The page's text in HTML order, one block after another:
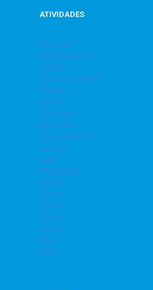
ATIVIDADES
Basquete
Bola Queimada
Corrida
Dança do Ventre
Futebol
Futsal
Ginástica
Hidrobike
Hidroginástica
Jiu Jitsu
Judô
Musculação
Natação
Peteca
Pilates
Ritmos
Sinuca
Tênis
Vôlei